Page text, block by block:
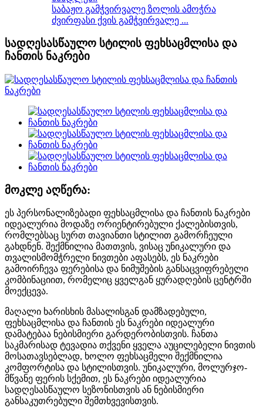
საბაჟო გამჭვირვალე ზოლის ამოჭრა
ძვირფასი ქვის გამჭვირვალე ...
სადღესასწაულო სტილის ფეხსაცმლისა და
ჩანთის ნაკრები
მოკლე აღწერა:
ეს პერსონალიზებადი ფეხსაცმლისა და ჩანთის ნაკრები
იდეალურია მოდაზე ორიენტირებული ქალებისთვის,
რომლებსაც სურთ თავიანთი სტილით გამორჩეული
გახდნენ. შექმნილია მათთვის, ვისაც უნიკალური და
თვალისმომჭრელი ნივთები აფასებს, ეს ნაკრები
გამოირჩევა ფერებისა და ნიმუშების განსაცვიფრებელი
კომბინაციით, რომელიც ყველგან ყურადღების ცენტრში
მოექცევა.
მაღალი ხარისხის მასალისგან დამზადებული,
ფეხსაცმლისა და ჩანთის ეს ნაკრები იდეალური
დამატებაა ნებისმიერი გარდერობისთვის. ჩანთა
საკმარისად ტევადია თქვენი ყველა აუცილებელი ნივთის
მოსათავსებლად, ხოლო ფეხსაცმელი შექმნილია
კომფორტისა და სტილისთვის. უნიკალური, მოლურჯო-
მწვანე ფერის სქემით, ეს ნაკრები იდეალურია
სადღესასწაულო სეზონისთვის ან ნებისმიერი
განსაკუთრებული შემთხვევისთვის.